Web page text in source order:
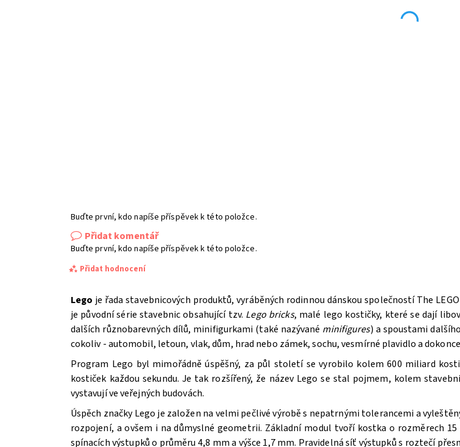
Buďte první, kdo napíše příspěvek k této položce.
Přidat komentář
Buďte první, kdo napíše příspěvek k této položce.
Přidat hodnocení
Souhlasím seZpracováním osobních údajů.
Lego je řada stavebnicových produktů, vyráběných rodinnou dánskou společností The
je původní série stavebnic obsahující tzv. Lego bricks, malé lego kostičky, které se dají
dalších různobarevných dílů, minifigurkami (také nazývané minifigures) a spoustami
cokoliv - automobil, letoun, vlak, dům, hrad nebo zámek, sochu, vesmírné plavidlo a
Program Lego byl mimořádně úspěšný, za půl století se vyrobilo kolem 600 miliard
kostiček každou sekundu. Je tak rozšířený, že název Lego se stal pojmem, kolem
vystavují ve veřejných budovách.
Úspěch značky Lego je založen na velmi pečlivé výrobě s nepatrnými tolerancemi a
rozpojení, a ovšem i na důmyslné geometrii. Základní modul tvoří kostka o rozměrech
spínacích výstupků o průměru 4,8 mm a výšce 1,7 mm. Pravidelná síť výstupků s roztečí